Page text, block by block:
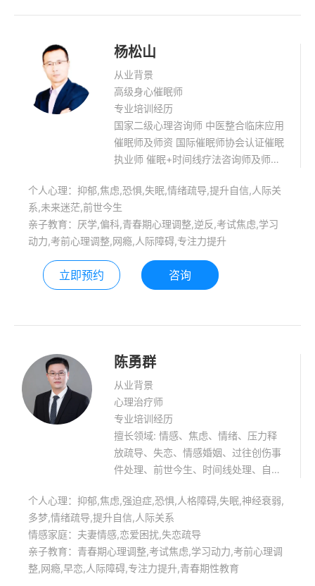
杨松山
从业背景
高级身心催眠师
专业培训经历
国家二级心理咨询师 中医整合临床应用
催眠师及师资 国际催眠师协会认证催眠
执业师 催眠+时间线疗法咨询师及师资
元认知高效心理咨询师 本人个案咨询时
间超过3500+小时，先后在四川、山
西、河北、武汉、甘肃等地受邀开展：
中医整合催眠师和动力催眠师培训若干
场。受邀进行四川省通江县骨干教师国
培两场！
个人心理：抑郁,焦虑,恐惧,失眠,情绪疏导,提升自信,人际关
系,未来迷茫,前世今生
亲子教育：厌学,偏科,青春期心理调整,逆反,考试焦虑,学习
动力,考前心理调整,网瘾,人际障碍,专注力提升
立即预约 咨询
陈勇群
从业背景
心理治疗师
专业培训经历
擅长领域: 情感、焦虑、情绪、压力释
放疏导、失恋、情感婚姻、过往创伤事
件处理、前世今生、时间线处理、自信
个人心理：抑郁,焦虑,强迫症,恐惧,人格障碍,失眠,神经衰弱,
多梦,情绪疏导,提升自信,人际关系
情感家庭：夫妻情感,恋爱困扰,失恋疏导
亲子教育：青春期心理调整,考试焦虑,学习动力,考前心理调
整,网瘾,早恋,人际障碍,专注力提升,青春期性教育